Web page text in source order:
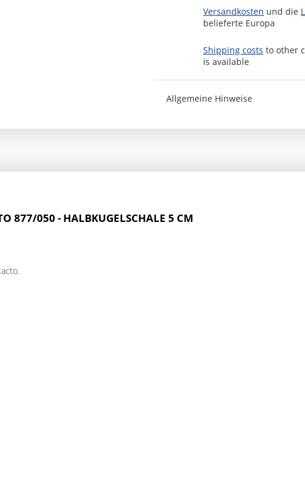
Versandkosten und die
belieferte Europa
Shipping costs to other
is available
Allgemeine Hinweise
877/050 - HALBKUGELSCHALE 5 CM